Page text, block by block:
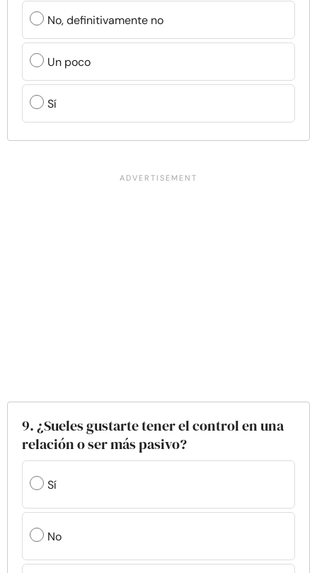
No, definitivamente no
Un poco
Sí
9. ¿Sueles gustarte tener el control en una
relación o ser más pasivo?
Sí
No